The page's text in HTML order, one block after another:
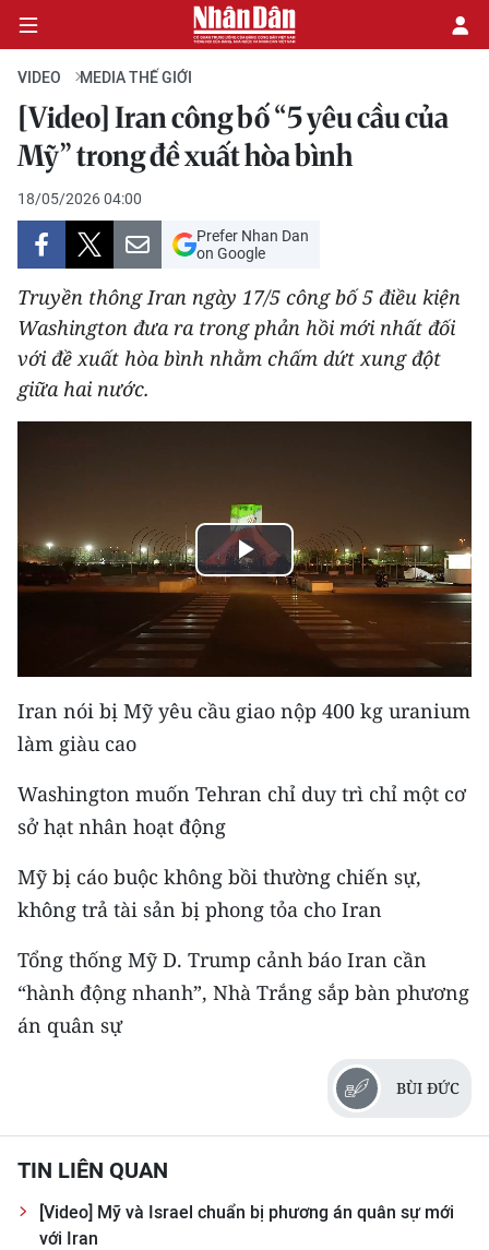
CHÍNH TRỊ
KINH TẾ
VĂN HÓA
XÃ HỘI
PHÁP LUẬT
GIÁO DỤC
KHOA HỌC - CÔNG NGHỆ
MÔI TRƯỜNG
KIỂM CHỨNG THÔNG TIN
TRI THỨC CHUYÊN SÂU
CHƯƠNG TRÌNH OCOP - MỖI XÃ
MỘT SẢN PHẨM
MEDIA CENTER
E-Magazine
Video
VIDEO MEDIA THẾ GIỚI
[Video] Iran công bố “5 yêu cầu của
Mỹ” trong đề xuất hòa bình
18/05/2026 04:00
Prefer Nhan Dan
on Google
Truyền thông Iran ngày 17/5 công bố 5 điều kiện
Washington đưa ra trong phản hồi mới nhất đối
với đề xuất hòa bình nhằm chấm dứt xung đột
giữa hai nước.
Play
Video
Iran nói bị Mỹ yêu cầu giao nộp 400 kg uranium
làm giàu cao
Washington muốn Tehran chỉ duy trì chỉ một cơ
sở hạt nhân hoạt động
Mỹ bị cáo buộc không bồi thường chiến sự,
không trả tài sản bị phong tỏa cho Iran
Tổng thống Mỹ D. Trump cảnh báo Iran cần
“hành động nhanh”, Nhà Trắng sắp bàn phương
án quân sự
BÙI ĐỨC
TIN LIÊN QUAN
[Video] Mỹ và Israel chuẩn bị phương án quân sự mới
với Iran